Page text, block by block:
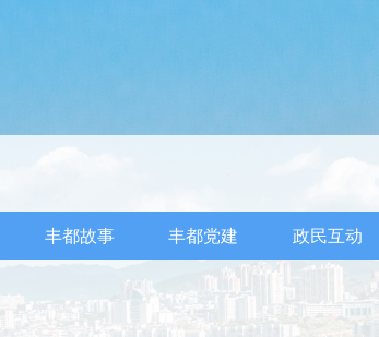
丰都故事 丰都党建 政民互动